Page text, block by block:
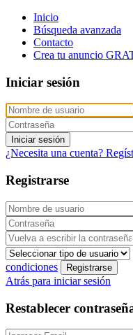
Inicio
Búsqueda avanzada
Contacto
Crea tu anuncio
Iniciar sesión
Iniciar sesión
¿Necesita una cuenta?
Registrarse
condiciones
Registrarse
Atrás para iniciar sesión
Restablecer